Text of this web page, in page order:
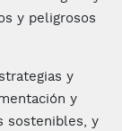
y peligrosos
y
y
sostenibles, y